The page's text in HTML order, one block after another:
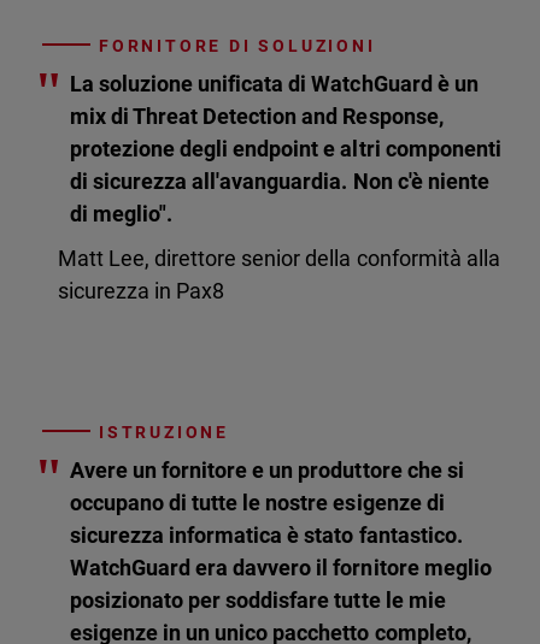
FORNITORE DI SOLUZIONI
" La soluzione unificata di WatchGuard è un
mix di Threat Detection and Response,
protezione degli endpoint e altri componenti
di sicurezza all'avanguardia. Non c'è niente
di meglio".
Matt Lee, direttore senior della conformità alla
sicurezza in Pax8
ISTRUZIONE
" Avere un fornitore e un produttore che si
occupano di tutte le nostre esigenze di
sicurezza informatica è stato fantastico.
WatchGuard era davvero il fornitore meglio
posizionato per soddisfare tutte le mie
esigenze in un unico pacchetto completo,